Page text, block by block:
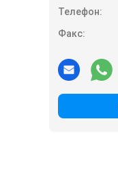
Телефон:
Факс: